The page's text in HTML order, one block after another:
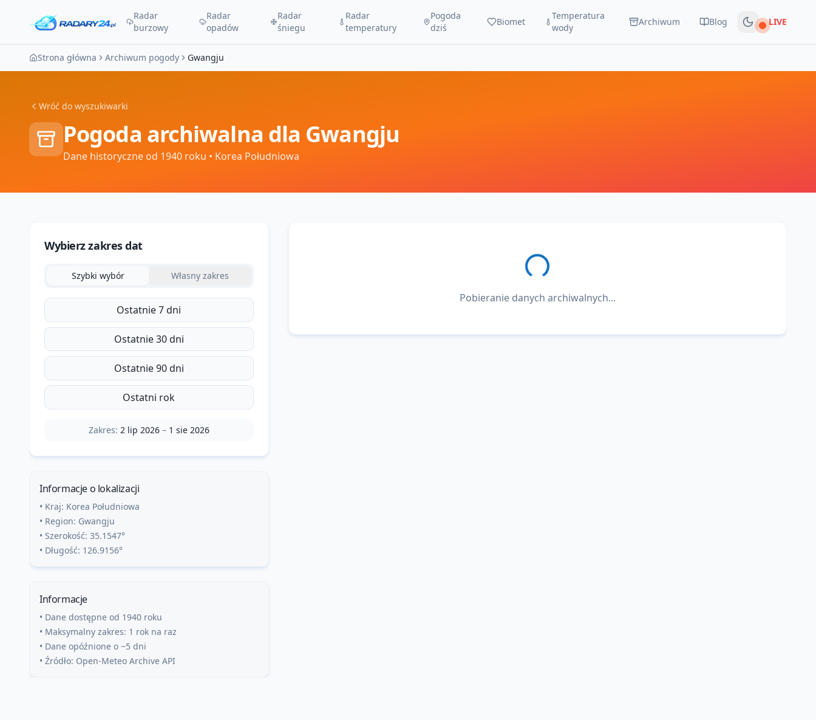
Radar
burzowy
Radar
opadów
Radar
śniegu
Radar
temperatury
Pogoda
dziś
Biomet
Temperatura
wody
Archiwum Blog Na żywo
LIVE
Strona główna Archiwum pogody Gwangju
Wróć do wyszukiwarki
Pogoda archiwalna dla Gwangju
Dane historyczne od 1940 roku • Korea Południowa
Wybierz zakres dat
Szybki wybór Własny zakres
Ostatnie 7 dni
Ostatnie 30 dni
Ostatnie 90 dni
Ostatni rok
Zakres: 2 lip 2026– 1 sie 2026
Informacje o lokalizacji
• Kraj: Korea Południowa
• Region: Gwangju
• Szerokość: 35.1547°
• Długość: 126.9156°
Informacje
• Dane dostępne od 1940 roku
• Maksymalny zakres: 1 rok na raz
• Dane opóźnione o ~5 dni
• Źródło: Open-Meteo Archive API
Pobieranie danych archiwalnych...